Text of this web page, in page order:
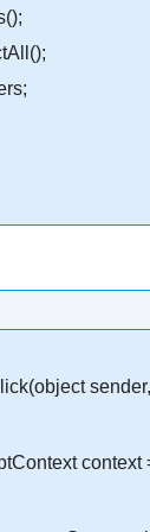
context =